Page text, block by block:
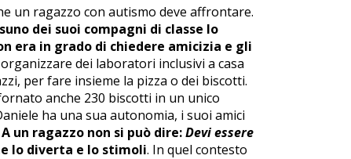
un ragazzo con autismo deve affrontare.
dei suoi compagni di classe lo
era in grado di chiedere amicizia e gli
dei laboratori inclusivi a casa
per fare insieme la pizza o dei biscotti.
anche 230 biscotti in un unico
ha una sua autonomia, i suoi amici
A un ragazzo non si può dire:Devi essere
lo diverta e lo stimoli. In quel contesto